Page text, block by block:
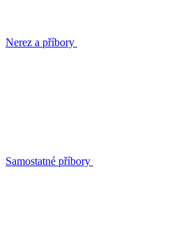
Nerez a příbory
Samostatné příbory